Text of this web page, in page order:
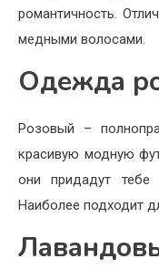
романтичность.
медными волосами.
Одежда
Розовый –
красивую модную
они придадут тебе
Наиболее подходит